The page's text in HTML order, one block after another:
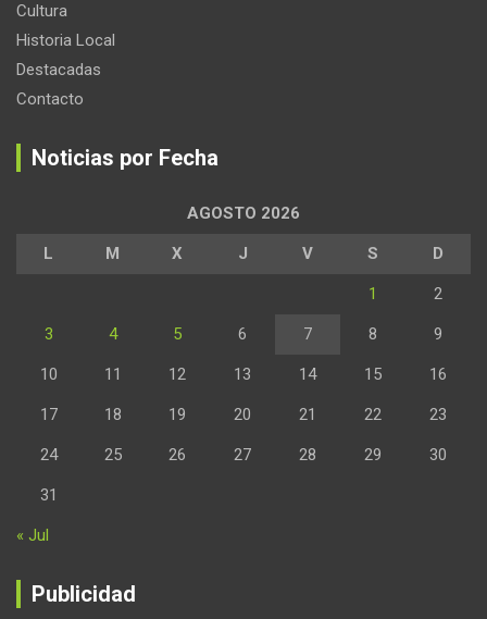
Cultura
Historia Local
Destacadas
Contacto
Noticias por Fecha
AGOSTO 2026
L M X J V S D
1 2
3 4 5 6 7 8 9
10 11 12 13 14 15 16
17 18 19 20 21 22 23
24 25 26 27 28 29 30
31
« Jul
Publicidad